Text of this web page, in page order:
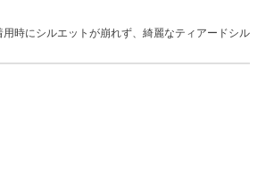
時にシルエットが崩れず、綺麗なティアードシル